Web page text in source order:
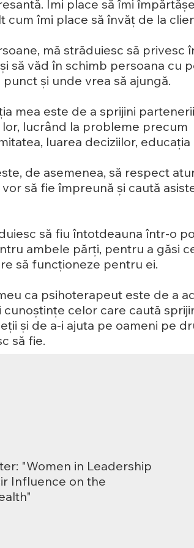
Îmi place să îmi
îmi place să învăț de la
mă străduiesc să privesc
să văd în schimb persoana cu
și unde vrea să ajungă.
mea este de a sprijini
lucrând la probleme precum
luarea deciziilor,
de asemenea, să respect
să fie împreună și caută
să fiu întotdeauna într-o
ambele părți, pentru a găsi
să funcționeze pentru ei.
ca psihoterapeut este de a
celor care caută
și de a-i ajuta pe oameni pe
să fie.
"Women in Leadership
Influence on the